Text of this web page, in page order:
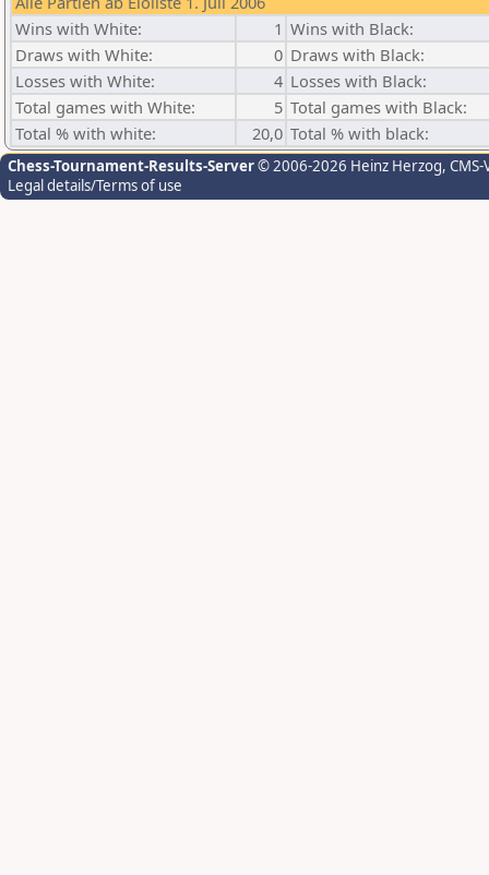
Wins with White:
1 Wins with Black:
Draws with White:
0 Draws with Black:
Losses with White:
4 Losses with Black:
Total games with White:
5 Total games with Black:
Total % with white:
20,0 Total % with black:
Chess-Tournament-Results-Server© 2006-2026 Heinz Herzog,
Legal details/Terms of use